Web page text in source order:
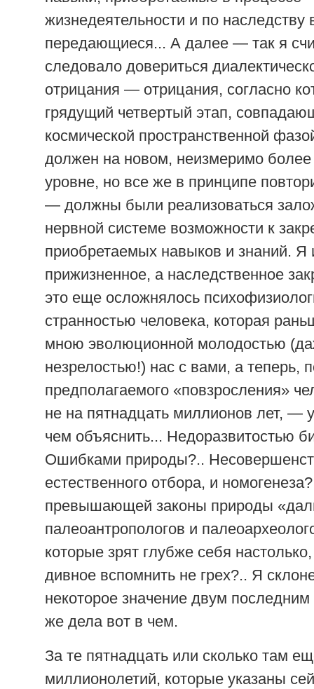
жизнедеятельности и по наследству
передающиеся... А далее — так я
следовало довериться
отрицания — отрицания, согласно
грядущий четвертый этап,
космической пространственной
должен на новом, неизмеримо
уровне, но все же в принципе
— должны были реализоваться
нервной системе возможности к
приобретаемых навыков и знаний.
прижизненное, а наследственное
это еще осложнялось
странностью человека, которая
мною эволюционной молодостью
незрелостью!) нас с вами, а теперь,
предполагаемого «повзросления»
не на пятнадцать миллионов лет, —
чем объяснить... Недоразвитостью
Ошибками природы?..
естественного отбора, и
превышающей законы природы
палеоантропологов и
которые зрят глубже себя
дивное вспомнить не грех?.. Я
некоторое значение двум
же дела вот в чем.
За те пятнадцать или сколько там
миллионолетий, которые указаны